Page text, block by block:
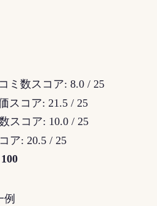
ミ数スコア: 8.0 / 25
スコア: 21.5 / 25
スコア: 10.0 / 25
ア: 20.5 / 25
例